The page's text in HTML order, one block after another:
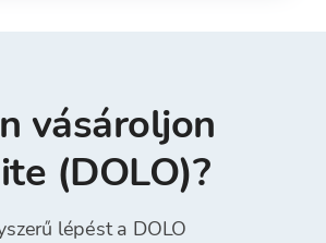
vásároljon
(DOLO)?
lépést a DOLO